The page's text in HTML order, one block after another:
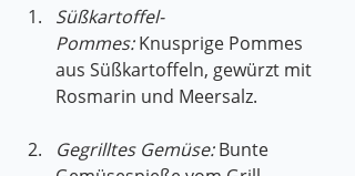
Süßkartoffel-
Pommes: Knusprige Pommes
aus Süßkartoffeln, gewürzt mit
Rosmarin und Meersalz.
Gegrilltes Gemüse: Bunte